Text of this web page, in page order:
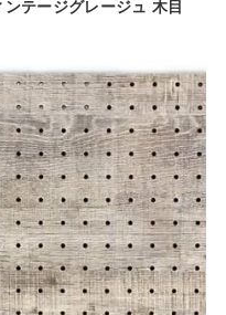
テージグレージュ 木目